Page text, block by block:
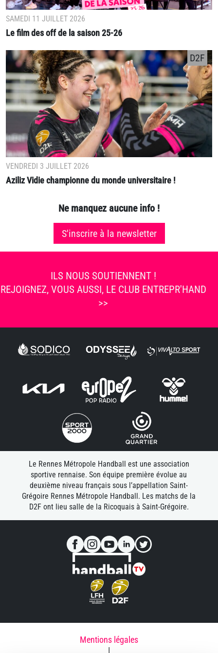
SAMEDI 11 JUILLET 2026
Le film des off de la saison 25-26
VENDREDI 3 JUILLET 2026
Aziliz Vidie championne du monde universitaire !
D2F
Ne manquez aucune info !
S'inscrire à la newsletter
ILS NOUS SOUTIENNENT !
REJOIGNEZ, VOUS AUSSI, LE CLUB ENTREPR'HAND
>>
Le Rennes Métropole Handball est une association
sportive rennaise. Son équipe première évolue au
deuxième niveau français sous l’appellation Saint-
Grégoire Rennes Métropole Handball. Les matchs de la
D2F ont lieu salle de la Ricoquais à Saint-Grégoire.
Mentions légales